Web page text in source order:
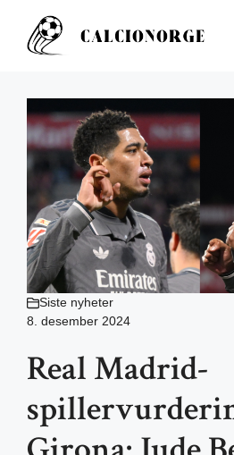
innhold
Siste nyheter
8. desember 2024
Real Madrid-